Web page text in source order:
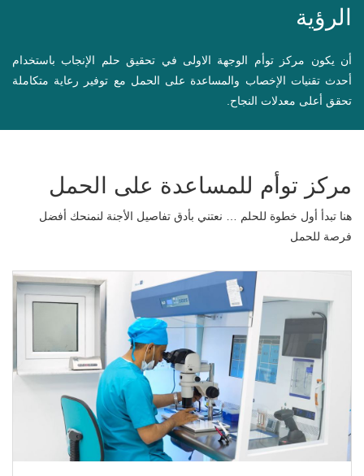
الرؤية
أن يكون مركز توأم الوجهة الاولى في تحقيق حلم الإنجاب باستخدام
أحدث تقنيات الإخصاب والمساعدة على الحمل مع توفير رعاية متكاملة
تحقق أعلى معدلات النجاح.
مركز توأم للمساعدة على الحمل
هنا تبدأ أول خطوة للحلم … نعتني بأدق تفاصيل الأجنة لنمنحك أفضل
فرصة للحمل